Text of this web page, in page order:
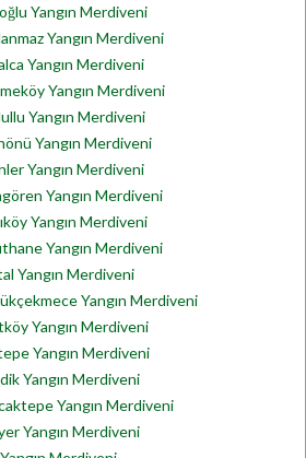
Yangın Merdiveni
Yangın Merdiveni
Yangın Merdiveni
Yangın Merdiveni
Yangın Merdiveni
Yangın Merdiveni
Yangın Merdiveni
Yangın Merdiveni
Yangın Merdiveni
Yangın Merdiveni
Yangın Merdiveni
Yangın Merdiveni
Yangın Merdiveni
Yangın Merdiveni
Yangın Merdiveni
Yangın Merdiveni
Yangın Merdiveni